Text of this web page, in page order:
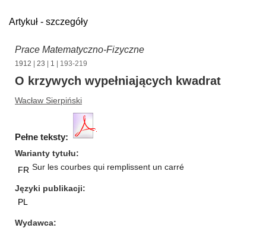
Artykuł - szczegóły
Prace Matematyczno-Fizyczne
1912 23 1 | 193-219
O krzywych wypełniających kwadrat
Wacław Sierpiński
Pełne teksty:
Warianty tytułu
FR Sur les courbes qui remplissent un carré
Języki publikacji
PL
Wydawca